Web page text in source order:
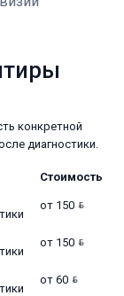
конкретной
диагностики.
Стоимость
от 150
от 150
от 60